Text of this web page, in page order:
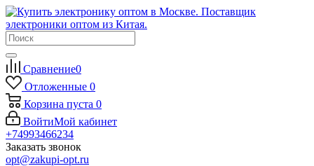
Сравнение0
Отложенные 0
Корзина пуста 0
ВойтиМой кабинет
+74993466234
Заказать звонок
opt@zakupi-opt.ru